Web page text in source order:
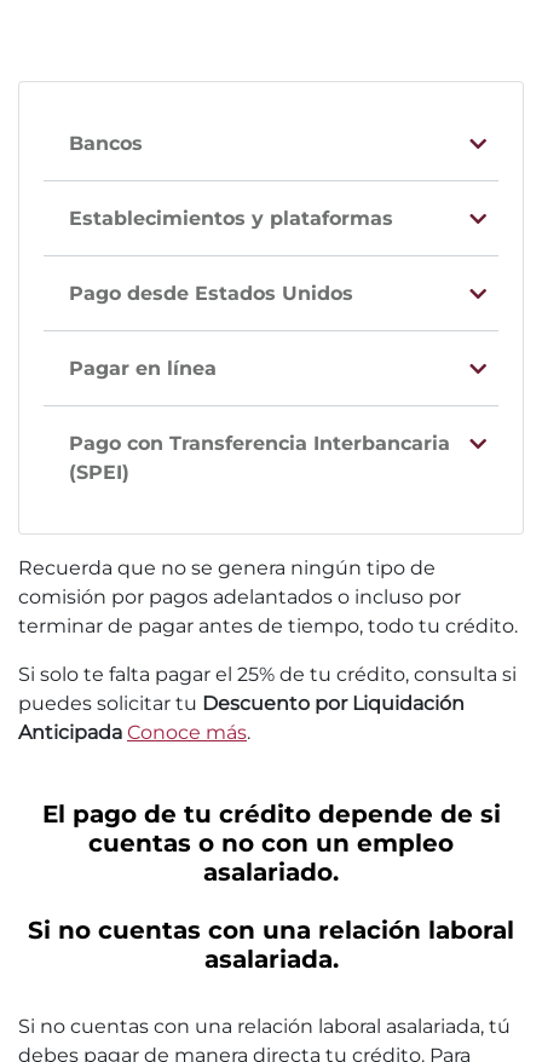
Bancos
Establecimientos y plataformas
Pago desde Estados Unidos
Pagar en línea
Pago con Transferencia Interbancaria
(SPEI)
Recuerda que no se genera ningún tipo de
comisión por pagos adelantados o incluso por
terminar de pagar antes de tiempo, todo tu crédito.
Si solo te falta pagar el 25% de tu crédito, consulta si
puedes solicitar tu Descuento por Liquidación
Anticipada Conoce más.
El pago de tu crédito depende de si
cuentas o no con un empleo
asalariado.
Si no cuentas con una relación laboral
asalariada.
Si no cuentas con una relación laboral asalariada, tú
debes pagar de manera directa tu crédito. Para